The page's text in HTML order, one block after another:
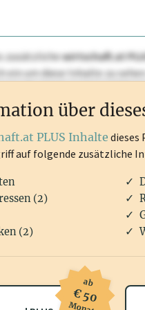
zusätzlichewirtschaft.at
ein um diese Inhalte zu
über
PLUS Inhaltedieses
auf folgende zusätzliche
(2)
(2)
ab
€ 50